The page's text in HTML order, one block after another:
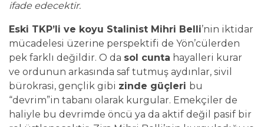
ifade edecektir.
Eski TKP’li ve koyu Stalinist Mihri Belli’nin iktidar
mücadelesi üzerine perspektifi de Yön’cülerden
pek farklı değildir. O da sol cunta hayalleri kurar
ve ordunun arkasında saf tutmuş aydınlar, sivil
bürokrasi, gençlik gibi zinde güçleri bu
“devrim”in tabanı olarak kurgular. Emekçiler de
haliyle bu devrimde öncü ya da aktif değil pasif bir